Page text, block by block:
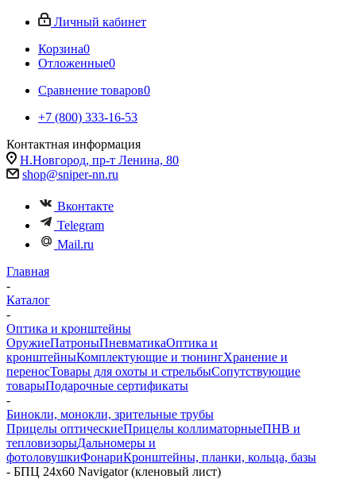
Личный кабинет
Корзина0
Отложенные0
Сравнение товаров0
+7 (800) 333-16-53
Контактная информация
Н.Новгород, пр-т Ленина, 80
shop@sniper-nn.ru
Вконтакте
Telegram
Mail.ru
Главная
-
Каталог
-
Оптика и кронштейны
ОружиеПатроныПневматикаОптика и
кронштейныКомплектующие и тюнингХранение и
переносТовары для охоты и стрельбыСопутствующие
товарыПодарочные сертификаты
-
Бинокли, монокли, зрительные трубы
Прицелы оптическиеПрицелы коллиматорныеПНВ и
тепловизорыДальномеры и
фотоловушкиФонариКронштейны, планки, кольца, базы
- БПЦ 24х60 Navigator (кленовый лист)